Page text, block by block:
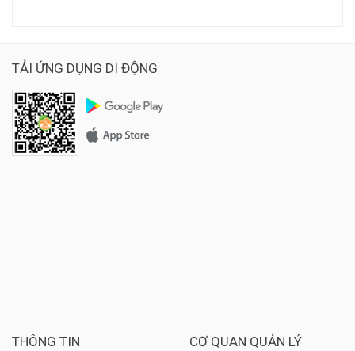
TẢI ỨNG DỤNG DI ĐỘNG
THÔNG TIN CƠ QUAN QUẢN LÝ